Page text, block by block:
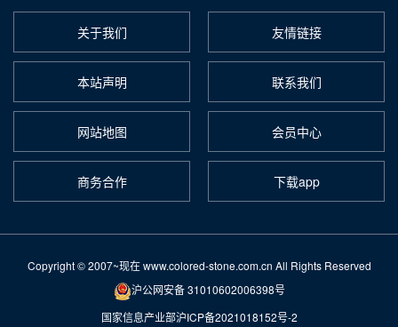
关于我们 友情链接
本站声明 联系我们
网站地图 会员中心
商务合作 下载app
Copyright © 2007~现在 www.colored-stone.com.cn All Rights Reserved
沪公网安备 31010602006398号
国家信息产业部沪ICP备2021018152号-2